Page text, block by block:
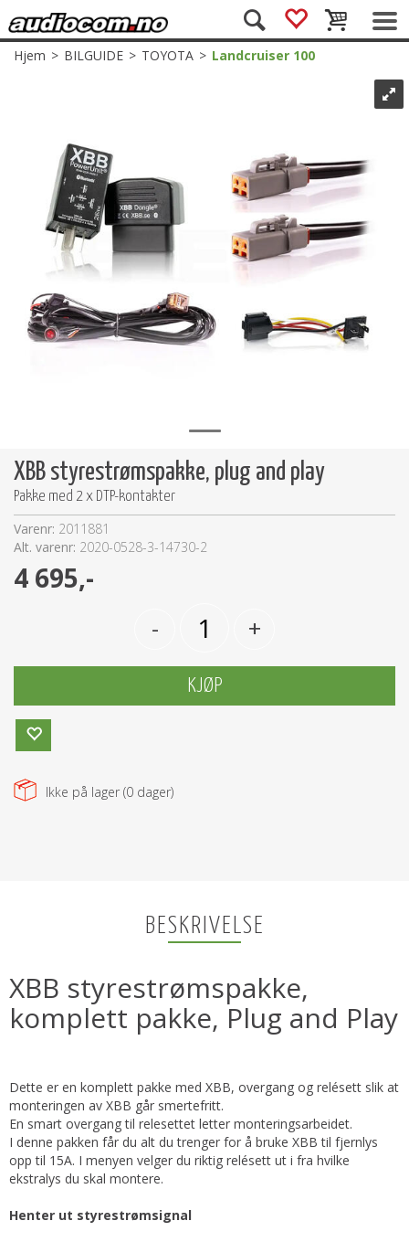
Hjem>BILGUIDE>TOYOTA>Landcruiser 100
XBB styrestrømspakke, plug and play
Pakke med 2 x DTP-kontakter
Varenr: 2011881
Alt. varenr: 2020-0528-3-14730-2
4 695,-
- +
KJØP
Ikke på lager (0 dager)
BESKRIVELSE
XBB styrestrømspakke,
komplett pakke, Plug and Play
Dette er en komplett pakke med XBB, overgang og relésett slik at
monteringen av XBB går smertefritt.
En smart overgang til relesettet letter monteringsarbeidet.
I denne pakken får du alt du trenger for å bruke XBB til fjernlys
opp til 15A. I menyen velger du riktig relésett ut i fra hvilke
ekstralys du skal montere.
Henter ut styrestrømsignal